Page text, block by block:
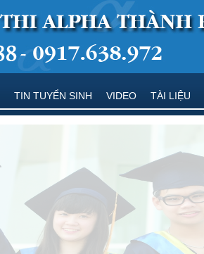
TIN TUYỂN SINH VIDEO TÀI LIỆU